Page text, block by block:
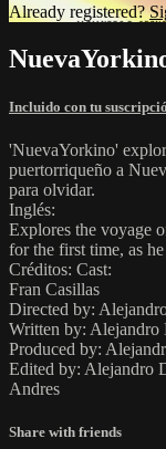
Already registered?
Incluido con tu
'NuevaYorkino'
puertorriqueño a
para olvidar.
Inglés:
Explores the voyage
for the first time, as
Créditos: Cast:
Fran Casillas
Directed by:
Written by:
Produced by:
Edited by: Alejandro
Andres
Share with friends